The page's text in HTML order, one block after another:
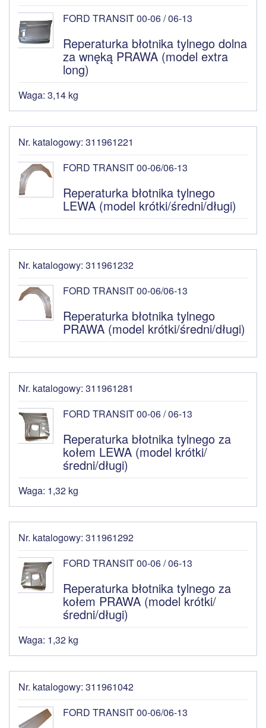
FORD TRANSIT 00-06 / 06-13
Reperaturka błotnika tylnego dolna
za wnęką PRAWA (model extra
long)
Waga: 3,14 kg
Nr. katalogowy: 311961221
FORD TRANSIT 00-06/06-13
Reperaturka błotnika tylnego
LEWA (model krótki/średni/długi)
Nr. katalogowy: 311961232
FORD TRANSIT 00-06/06-13
Reperaturka błotnika tylnego
PRAWA (model krótki/średni/długi)
Nr. katalogowy: 311961281
FORD TRANSIT 00-06 / 06-13
Reperaturka błotnika tylnego za
kołem LEWA (model krótki/
średni/długi)
Waga: 1,32 kg
Nr. katalogowy: 311961292
FORD TRANSIT 00-06 / 06-13
Reperaturka błotnika tylnego za
kołem PRAWA (model krótki/
średni/długi)
Waga: 1,32 kg
Nr. katalogowy: 311961042
FORD TRANSIT 00-06/06-13